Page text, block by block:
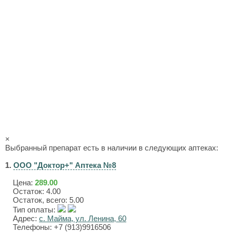
×
Выбранный препарат есть в наличии в следующих аптеках:
1. ООО "Доктор+" Аптека №8
Цена: 289.00
Остаток: 4.00
Остаток, всего: 5.00
Тип оплаты:
Адрес: с. Майма, ул. Ленина, 60
Телефоны: +7 (913)9916506